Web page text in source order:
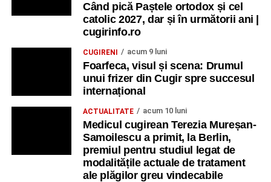
Când pică Paștele ortodox și cel
catolic 2027, dar și în următorii ani |
cugirinfo.ro
CUGIRENI acum 9 luni
Foarfeca, visul și scena: Drumul
unui frizer din Cugir spre succesul
internațional
ACTUALITATE acum 10 luni
Medicul cugirean Terezia Mureșan-
Samoilescu a primit, la Berlin,
premiul pentru studiul legat de
modalitățile actuale de tratament
ale plăgilor greu vindecabile